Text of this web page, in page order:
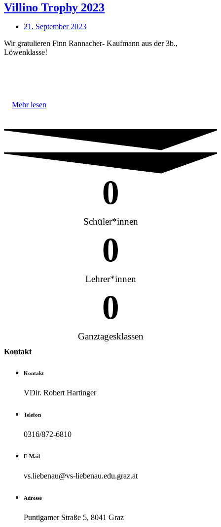
Villino Trophy 2023
21. September 2023
Wir gratulieren Finn Rannacher- Kaufmann aus der 3b.,
Löwenklasse!
Mehr lesen
0
Schüler*innen
0
Lehrer*innen
0
Ganztagesklassen
Kontakt
Kontakt
VDir. Robert Hartinger
Telefon
0316/872-6810
E-Mail
vs.liebenau@vs-liebenau.edu.graz.at
Adresse
Puntigamer Straße 5, 8041 Graz